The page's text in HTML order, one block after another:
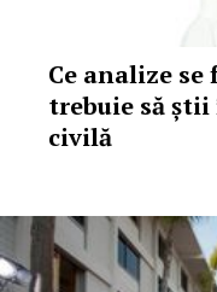
Ce analize
trebuie să
civilă